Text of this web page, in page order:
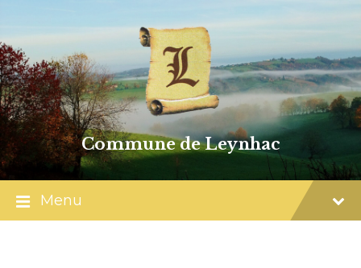
content
main
navigation
footer
Commune de Leynhac
Menu